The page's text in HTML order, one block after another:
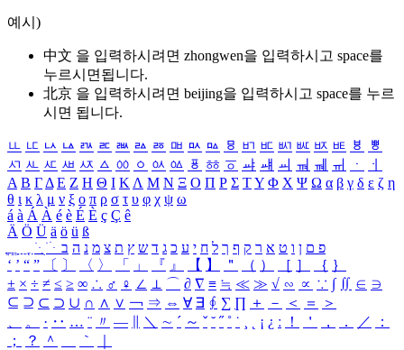
예시)
中文 을 입력하시려면 zhongwen을 입력하시고 space를
누르시면됩니다.
北京 을 입력하시려면 beijing을 입력하시고 space를 누르
시면 됩니다.
ㅥ ㅦ ㅧ ㅨ ㅩ ㅪ ㅫ ㅬ ㅭ ㅮ ㅯ ㅰ ㅱ ㅲ ㅳ ㅴ ㅵ ㅶ ㅷ ㅸ
ㅹ
ㅺ ㅻ ㅼ ㅽ ㅾ ㅿ ㆀ ㆁ ㆂ ㆃ ㆄ ㆅ ㆆ ㆇ ㆈ ㆉ ㆊ ㆋ ㆌ ㆍ
ㆎ
Α Β ΓΔ Ε Ζ Η Θ Ι ΚΛ Μ Ν Ξ Ο Π Ρ Σ ΤΥ Φ Χ Ψ Ω α β γ δ ε ζ η
θ ι κ λ μ ν ξ ο π ρ σ τ υ φ χ ψ ω
á à Á À é è É È ç Ç ê
Ä Ö Ü ä ö ü ß
ִֶֹ ֻּ ׁׂ פ ם ן ו ט א ר ק ף ך ל ח י ע כ ג ד ש ץ ת צ מ נ ה ב
‘ ’ “ ” 〔 〕 〈 〉 「 」 『 』 【 】 ＂ （ ） ［ ］ ｛ ｝
± × ÷ ≠ ≤ ≥ ∞ ∴ ♂ ♀ ∠ ⊥ ⌒ ∂ ∇ ≡ ≒ ≪ ≫ √ ∽ ∝ ∵ ∫ ∬ ∈ ∋
⊆ ⊇ ⊂ ⊃ ∪ ∩ ∧ ∨ ￢ ⇒ ⇔ ∀ ∃ ∮ ∑ ∏ ＋ － ＜ ＝
＞
、
。 · ‥ … ¨ 〃 ― ＼ ∼ ´ ～ ˇ ˘ ˝ ˚ ˙ ¸ ¡ ¿ ː ！ ＇ ， ． ／
：
；
？ ＾ ｀